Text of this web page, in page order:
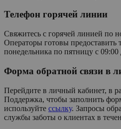
Телефон горячей линии
Свяжитесь с горячей линией по
Операторы готовы
понедельника по пятницу с 09:00
Форма обратной связи в
Перейдите в личный кабинет, в
Поддержка, чтобы заполнить
используйте ссылку. Запросы
службы заботы о клиентах в